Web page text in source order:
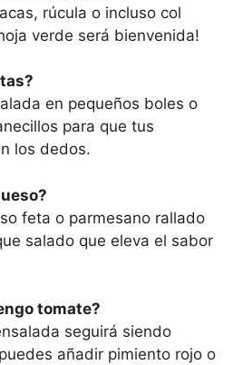
rúcula o incluso col
verde será bienvenida!
en pequeños boles o
para que tus
los dedos.
feta o parmesano rallado
salado que eleva el sabor
tomate?
seguirá siendo
añadir pimiento rojo o